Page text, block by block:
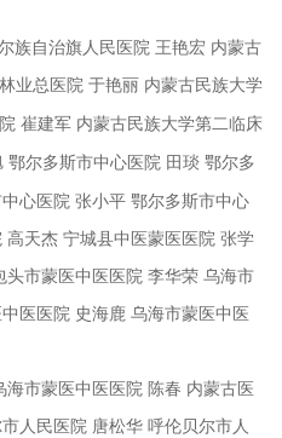
族自治旗人民医院 王艳宏 内蒙古
业总医院于艳丽 内蒙古民族大学
院崔建军 内蒙古民族大学第二临床
鄂尔多斯市中心医院 田琰 鄂尔多
中心医院张小平 鄂尔多斯市中心
高天杰 宁城县中医蒙医医院张学
头市蒙医中医医院李华荣 乌海市
医医院 史海鹿 乌海市蒙医中医
海市蒙医中医医院 陈春 内蒙古医
人民医院 唐松华 呼伦贝尔市人